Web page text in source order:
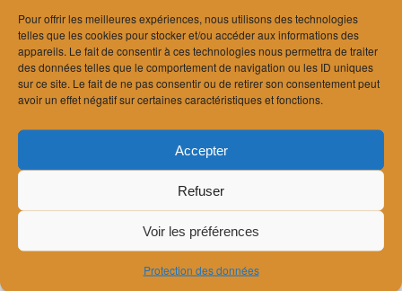
Pour offrir les meilleures expériences, nous utilisons des technologies
telles que les cookies pour stocker et/ou accéder aux informations des
appareils. Le fait de consentir à ces technologies nous permettra de traiter
des données telles que le comportement de navigation ou les ID uniques
sur ce site. Le fait de ne pas consentir ou de retirer son consentement peut
avoir un effet négatif sur certaines caractéristiques et fonctions.
Accepter
Refuser
Voir les préférences
Protection des données
août 2024
juillet 2024
juin 2024
avril 2024
mars 2024
janvier 2024
novembre 2023
avril 2023